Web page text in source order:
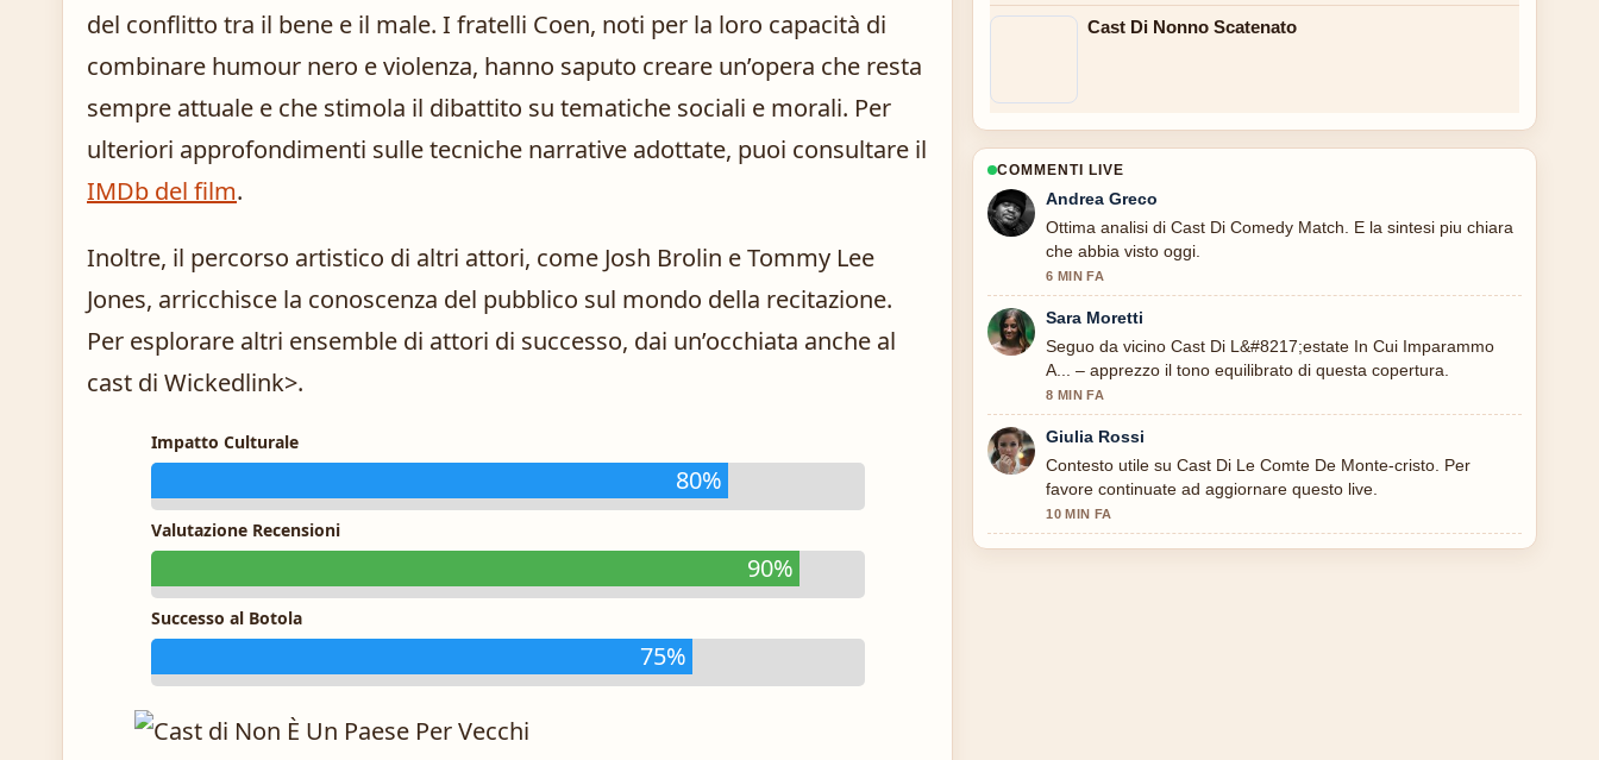
del conflitto tra il bene e il male. I fratelli Coen, noti per la loro capacità di
combinare humour nero e violenza, hanno saputo creare un’opera che resta
sempre attuale e che stimola il dibattito su tematiche sociali e morali. Per
ulteriori approfondimenti sulle tecniche narrative adottate, puoi consultare il
IMDb del film.
Inoltre, il percorso artistico di altri attori, come Josh Brolin e Tommy Lee
Jones, arricchisce la conoscenza del pubblico sul mondo della recitazione.
Per esplorare altri ensemble di attori di successo, dai un’occhiata anche al
cast di Wickedlink>.
Impatto Culturale
80%
Valutazione Recensioni
90%
Successo al Botola
75%
Cast Di Nonno Scatenato
COMMENTI LIVE
Andrea Greco
Ottima analisi di Cast Di Comedy Match. E la sintesi piu chiara
che abbia visto oggi.
6 MIN FA
Sara Moretti
Seguo da vicino Cast Di L&#8217;estate In Cui Imparammo
A... – apprezzo il tono equilibrato di questa copertura.
8 MIN FA
Giulia Rossi
Contesto utile su Cast Di Le Comte De Monte-cristo. Per
favore continuate ad aggiornare questo live.
10 MIN FA